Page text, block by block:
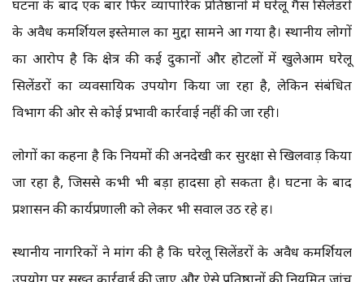
घटना के बाद एक बार फिर व्यापारिक प्रतिष्ठानों में घरेलू गैस सिलेंडरों
के अवैध कमर्शियल इस्तेमाल का मुद्दा सामने आ गया है। स्थानीय लोगों
का आरोप है कि क्षेत्र की कई दुकानों और होटलों में खुलेआम घरेलू
सिलेंडरों का व्यवसायिक उपयोग किया जा रहा है, लेकिन संबंधित
विभाग की ओर से कोई प्रभावी कार्रवाई नहीं की जा रही।
लोगों का कहना है कि नियमों की अनदेखी कर सुरक्षा से खिलवाड़ किया
जा रहा है, जिससे कभी भी बड़ा हादसा हो सकता है। घटना के बाद
प्रशासन की कार्यप्रणाली को लेकर भी सवाल उठ रहे हैं।
स्थानीय नागरिकों ने मांग की है कि घरेलू सिलेंडरों के अवैध कमर्शियल